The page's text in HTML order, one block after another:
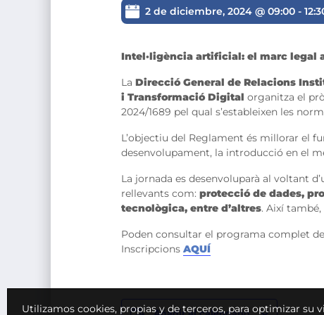
2 de diciembre, 2024 @ 09:00 -
Intel·ligència artificial: el marc legal
La Direcció General de Relacions
i Transformació Digital organitza el
2024/1689 pel qual s’estableixen les
L’objectiu del Reglament és millorar el
desenvolupament, la introducció en el
La jornada es desenvoluparà al voltant
rellevants com: protecció de dades,
tecnològica, entre d’altres. Així
Poden consultar el programa complet
Inscripcions AQUÍ
Utilizamos cookies, propias y de terceros, para optimizar